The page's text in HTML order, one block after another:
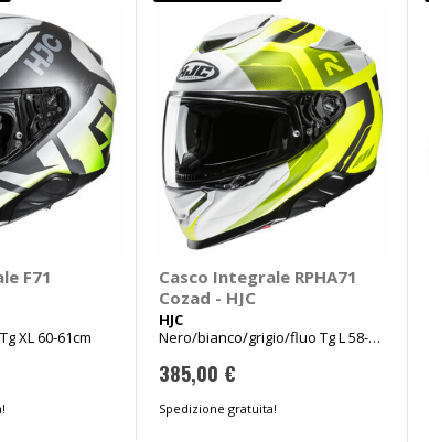
F71
XL 60-61cm
Casco Integrale RPHA71
Cozad - HJC
HJC
Nero/bianco/grigio/fluo Tg L 58-
385,00 €
Spedizione gratuita!